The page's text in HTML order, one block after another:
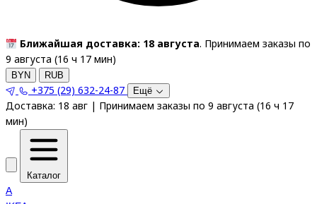
Ближайшая доставка: 18 августа. Принимаем заказы по
9 августа (16 ч 17 мин)
BYN RUB
+375 (29) 632-24-87 Ещё
Доставка: 18 авг | Принимаем заказы по 9 августа (16 ч 17
мин)
Каталог
A